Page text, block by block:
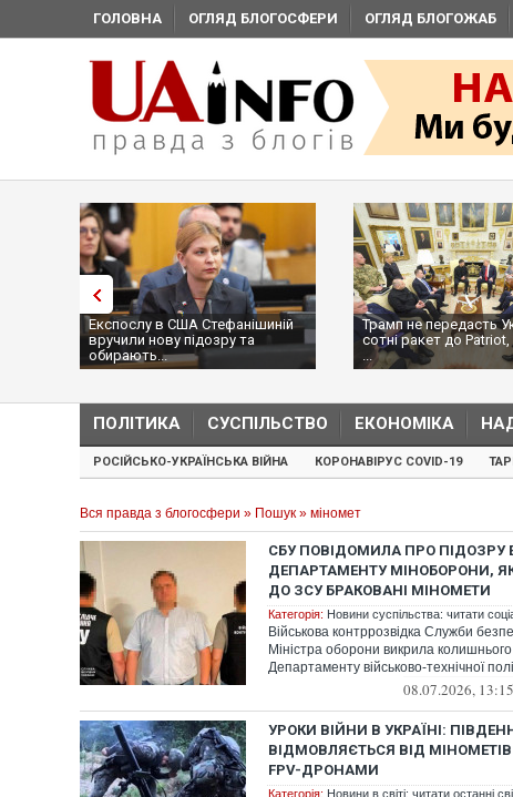
ГОЛОВНА ОГЛЯД БЛОГОСФЕРИ ОГЛЯД БЛОГОЖАБ
Експослу в США Стефанішиній
вручили нову підозру та
обирають...
Трамп не передасть
сотні ракет до
...
ПОЛІТИКА СУСПІЛЬСТВО ЕКОНОМІКА
РОСІЙСЬКО-УКРАЇНСЬКА ВІЙНА КОРОНАВІРУС COVID-19
Вся правда з блогосфери » Пошук » міномет
СБУ ПОВІДОМИЛА ПРО ПІДОЗРУ
ДЕПАРТАМЕНТУ МІНОБОРОНИ,
ДО ЗСУ БРАКОВАНІ МІНОМЕТИ
Категорія: Новини суспільства: читати
Військова контррозвідка Служби
Міністра оборони викрила
Департаменту військово-технічної
08.07.2026, 13:15
УРОКИ ВІЙНИ В УКРАЇНІ:
ВІДМОВЛЯЄТЬСЯ ВІД МІНОМЕТІВ
FPV-ДРОНАМИ
Категорія: Новини в світі: читати останні